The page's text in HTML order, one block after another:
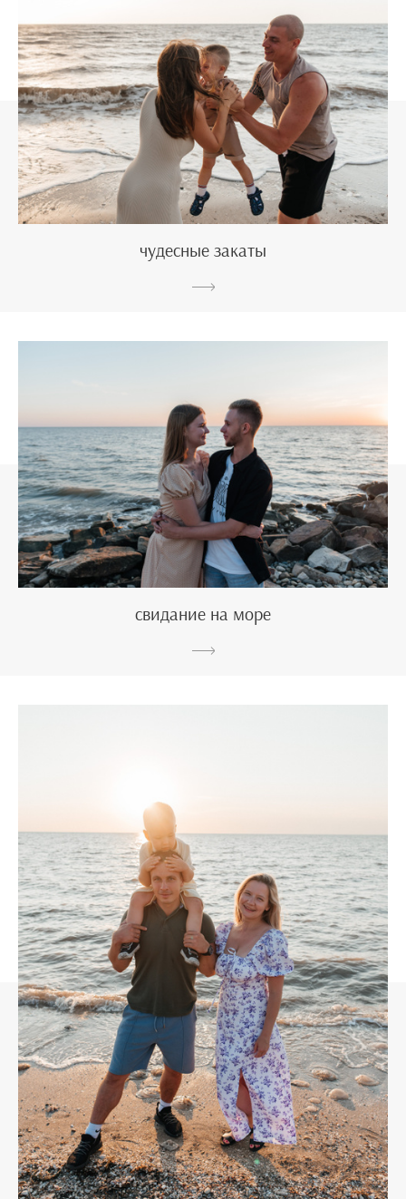
чудесные закаты
свидание на море